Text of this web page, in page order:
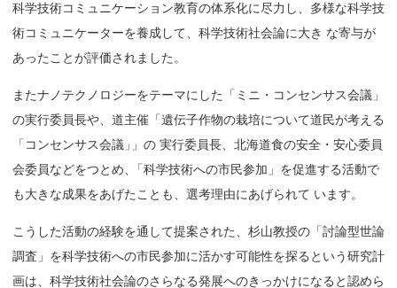
科学技術コミュニケーション教育の体系化に尽力し、多様な科学技
術コミュニケーターを養成して、科学技術社会論に大き な寄与が
あったことが評価されました。
またナノテクノロジーをテーマにした「ミニ・コンセンサス会議」
の実行委員長や、道主催「遺伝子作物の栽培について道民が考える
「コンセンサス会議 」 」の 実行委員長、北海道食の安全・安心委員
会委員などをつとめ
「科学技術への市民参加」を促進する活動で
も大きな成果をあげたことも、選考理由にあげられて います。
こうした活動の経験を通して提案された、杉山教授の「討論型世論
調査」を科学技術への市民参加に活かす可能性を探るという研究計
画は、科学技術社会論のさらなる発展へのきっかけになると認めら